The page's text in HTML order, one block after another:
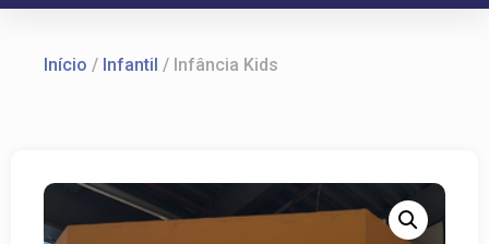
Início / Infantil / Infância Kids